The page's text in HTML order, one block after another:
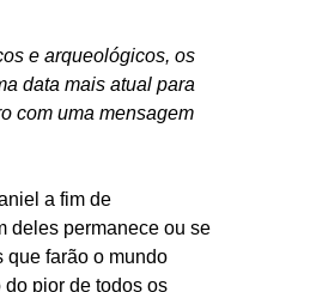
e arqueológicos, os
data mais atual para
com uma mensagem
a fim de
deles permanece ou se
que farão o mundo
pior de todos os